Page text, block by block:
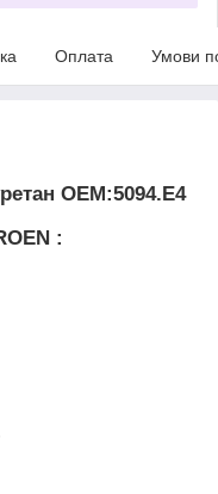
Оплата Умови
OEM:5094.Е4
: